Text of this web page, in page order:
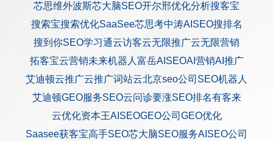
芯思维外波斯芯大脑SEO开尔邢优化分析搜客宝
搜索宝搜索优化SaaSee芯思考中涛AISEO搜排名
搜到你SEO学习通云访客云无限推广云无限营销
拓客宝云营销未来机器人 富岳AISEOAI营销AI推广
艾迪顿云推广云推广词站云北京seo公司 SEO机器人
艾迪顿GEO服务SEO云问诊要涨SEO排名有客来
云优化资本王AISEOGEO公司 GEO优化
Saasee获客宝高手SEO芯大脑SEO服务AISEO公司